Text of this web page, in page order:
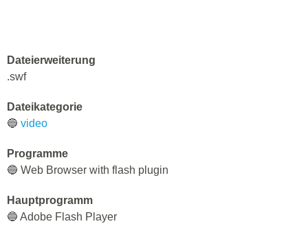
Dateierweiterung
.swf
Dateikategorie
🔵 video
Programme
🔵 Web Browser with flash plugin
Hauptprogramm
🔵 Adobe Flash Player